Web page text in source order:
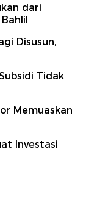
dari
Disusun,
Tidak
Memuaskan
Investasi